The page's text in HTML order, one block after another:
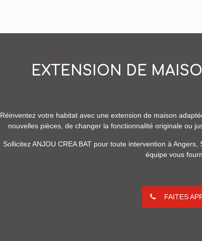
EXTENSION DE
Réinventez votre habitat avec une extension de maison
nouvelles pièces, de changer la fonctionnalité originale ou
Sollicitez ANJOU CREA BAT pour toute intervention à
équipe vous
FAITES